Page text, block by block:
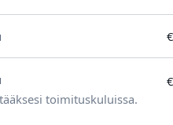
toimituskuluissa.